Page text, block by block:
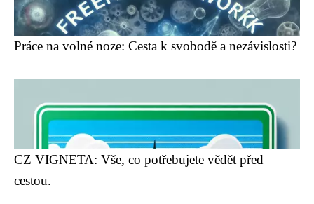
Práce na volné noze: Cesta k svobodě a nezávislosti?
CZ VIGNETA: Vše, co potřebujete vědět před
cestou.